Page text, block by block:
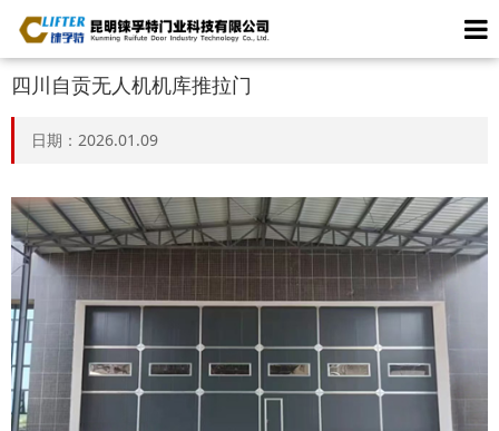
四川自贡无人机机库推拉门
日期：2026.01.09